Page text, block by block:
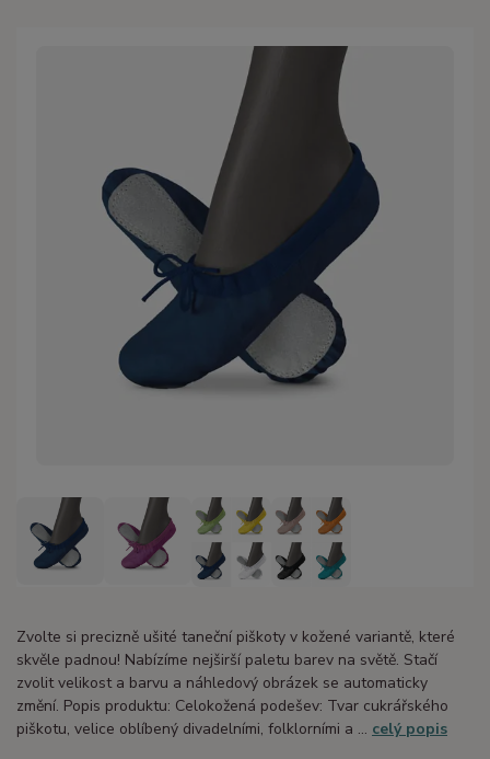
Zvolte si precizně ušité taneční piškoty v kožené variantě, které
skvěle padnou! Nabízíme nejširší paletu barev na světě. Stačí
zvolit velikost a barvu a náhledový obrázek se automaticky
změní. Popis produktu: Celokožená podešev: Tvar cukrářského
piškotu, velice oblíbený divadelními, folklorními a ... celý popis